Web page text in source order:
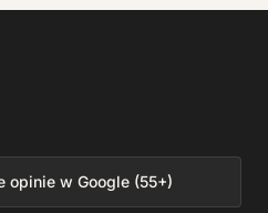
w Google (55+)